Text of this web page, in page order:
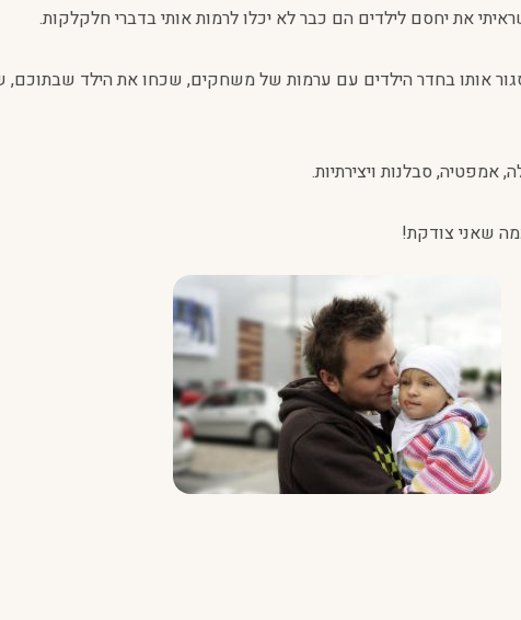
את יחסם לילדים הם כבר לא יכלו לרמות אותי בדברי חלקלקות.
אותו בחדר הילדים עם ערמות של משחקים, שכחו את הילד שבתוכם,
סבלנות ויצירתיות.
שאני צודקת!